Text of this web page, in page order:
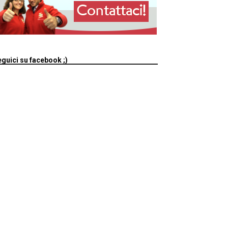
su facebook ;)